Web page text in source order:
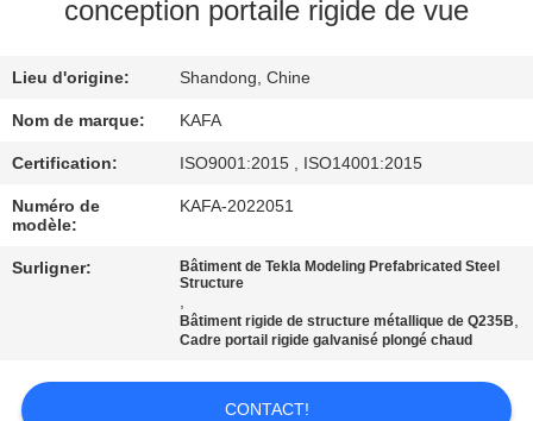
DE
NOUS
VISITE
DE
L'USINE
CONTRÔLE
QUALITÉ
conception portaile rigide de vue
Lieu d'origine: Shandong, Chine
Nom de marque: KAFA
Certification: ISO9001:2015 , ISO14001:2015
Numéro de
modèle:
KAFA-2022051
Surligner:
Bâtiment de Tekla Modeling Prefabricated Steel
Structure
,
Bâtiment rigide de structure métallique de Q235B,
Cadre portail rigide galvanisé plongé chaud
CONTACT!